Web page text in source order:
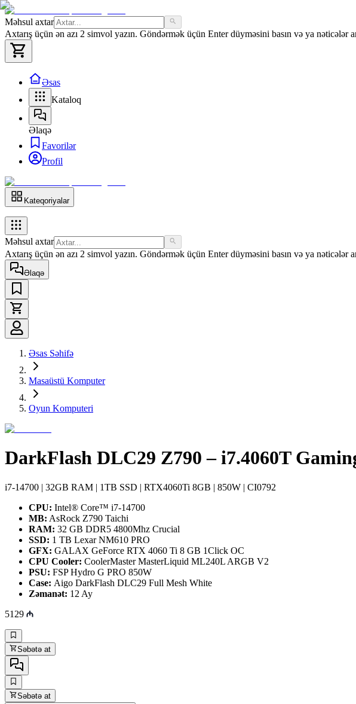
Məhsul axtar
Axtarış üçün ən azı 2 simvol yazın. Göndərmək üçün Enter düyməsini basın və ya
Əsas
Kataloq
Əlaqə
Favorilər
Profil
Kateqoriyalar
Məhsul axtar
Axtarış üçün ən azı 2 simvol yazın. Göndərmək üçün Enter düyməsini basın və ya
Əlaqə
Əsas Səhifə
Masaüstü Komputer
Oyun Komputeri
DarkFlash DLC29 Z790 – i7.4060T
i7-14700 | 32GB RAM | 1TB SSD | RTX4060Ti 8GB | 850W | CI0792
CPU: Intel® Core™ i7-14700
MB: AsRock Z790 Taichi
RAM: 32 GB DDR5 4800Mhz Crucial
SSD: 1 TB Lexar NM610 PRO
GFX: GALAX GeForce RTX 4060 Ti 8 GB 1Click OC
CPU Cooler: CoolerMaster MasterLiquid ML240L ARGB V2
PSU: FSP Hydro G PRO 850W
Case: Aigo DarkFlash DLC29 Full Mesh White
Zəmanət: 12 Ay
5129
Səbətə at
Səbətə at